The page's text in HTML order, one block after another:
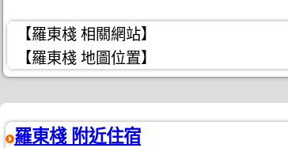
【羅東棧 相關網站】
【羅東棧 地圖位置】
羅東棧 附近住宿